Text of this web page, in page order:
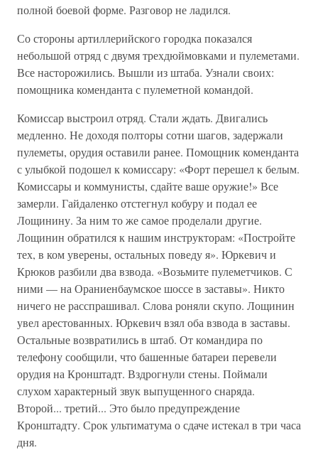
полной боевой форме. Разговор не ладился.
Со стороны артиллерийского городка показался
небольшой отряд с двумя трехдюймовками и пулеметами.
Все насторожились. Вышли из штаба. Узнали своих:
помощника коменданта с пулеметной командой.
Комиссар выстроил отряд. Стали ждать. Двигались
медленно. Не доходя полторы сотни шагов, задержали
пулеметы, орудия оставили ранее. Помощник коменданта
с улыбкой подошел к комиссару: «Форт перешел к белым.
Комиссары и коммунисты, сдайте ваше оружие!» Все
замерли. Гайдаленко отстегнул кобуру и подал ее
Лощинину. За ним то же самое проделали другие.
Лощинин обратился к нашим инструкторам: «Постройте
тех, в ком уверены, остальных поведу я». Юркевич и
Крюков разбили два взвода. «Возьмите пулеметчиков. С
ними — на Ораниенбаумское шоссе в заставы». Никто
ничего не расспрашивал. Слова роняли скупо. Лощинин
увел арестованных. Юркевич взял оба взвода в заставы.
Остальные возвратились в штаб. От командира по
телефону сообщили, что башенные батареи перевели
орудия на Кронштадт. Вздрогнули стены. Поймали
слухом характерный звук выпущенного снаряда.
Второй... третий... Это было предупреждение
Кронштадту. Срок ультиматума о сдаче истекал в три часа
дня.